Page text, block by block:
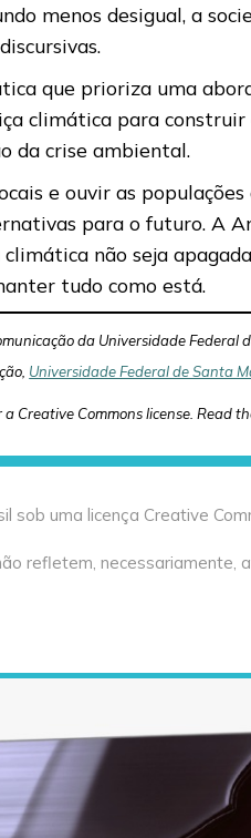
menos desigual, a
que prioriza uma
climática para
da crise ambiental.
e ouvir as
para o futuro. A
não seja
tudo como está.
da Universidade Federal
Universidade Federal de Santa
a Creative Commons license. Read
sob uma licença Creative
refletem, necessariamente,